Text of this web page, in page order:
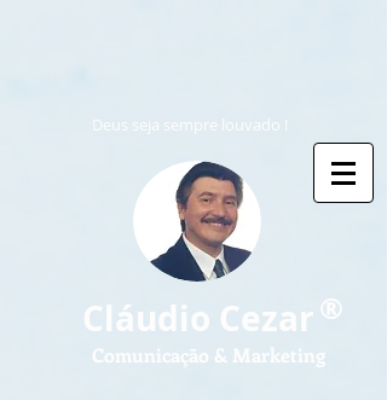
®
Cláudio Cezar
Comunicação & Marketing
Deus seja sempre louvado !